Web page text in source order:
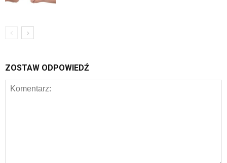
ZOSTAW ODPOWIEDŹ